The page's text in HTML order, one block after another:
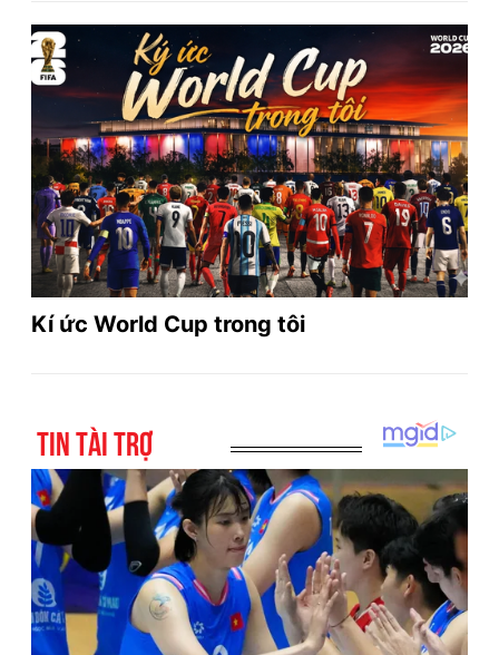
Kí ức World Cup trong tôi